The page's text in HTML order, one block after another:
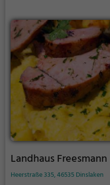
Landhaus Freesmann
Heerstraße 335, 46535 Dinslaken